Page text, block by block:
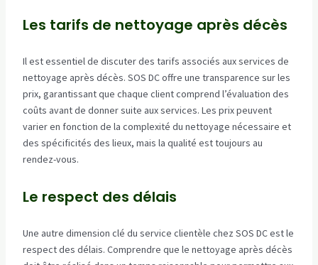
Les tarifs de nettoyage après décès
Il est essentiel de discuter des tarifs associés aux services de
nettoyage après décès. SOS DC offre une transparence sur les
prix, garantissant que chaque client comprend l’évaluation des
coûts avant de donner suite aux services. Les prix peuvent
varier en fonction de la complexité du nettoyage nécessaire et
des spécificités des lieux, mais la qualité est toujours au
rendez-vous.
Le respect des délais
Une autre dimension clé du service clientèle chez SOS DC est le
respect des délais. Comprendre que le nettoyage après décès